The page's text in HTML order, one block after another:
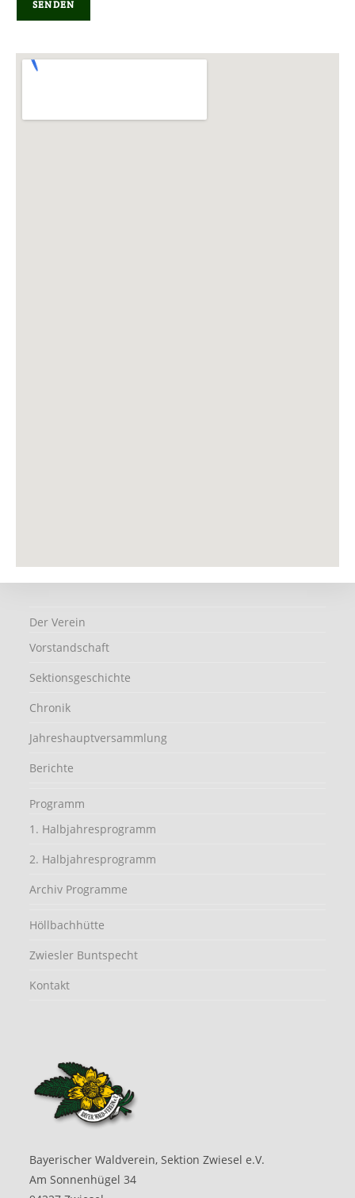
Der Verein
Vorstandschaft
Sektionsgeschichte
Chronik
Jahreshauptversammlung
Berichte
Programm
1. Halbjahresprogramm
2. Halbjahresprogramm
Archiv Programme
Höllbachhütte
Zwiesler Buntspecht
Kontakt
Bayerischer Waldverein, Sektion Zwiesel e.V.
Am Sonnenhügel 34